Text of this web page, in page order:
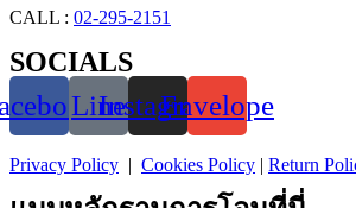
CALL : 02-295-2151
SOCIALS
LineInstagramEnvelope
Privacy Policy | Cookies Policy | Return